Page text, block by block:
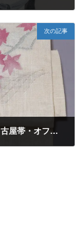
次の記事
Sold Out【夏帯】正絹・名古屋帯・八寸名古屋帯・オフホワイトに紅葉・楓